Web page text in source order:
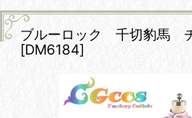
ブルーロック 千切豹馬
[DM6184]